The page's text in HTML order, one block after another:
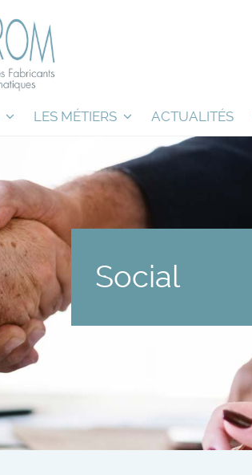
LES MÉTIERS ACTUALITÉS
Social